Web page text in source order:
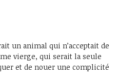
un animal qui n’acceptait de
vierge, qui serait la seule
et de nouer une complicité